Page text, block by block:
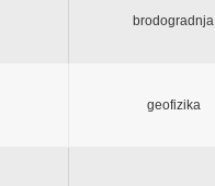
brodogradnja
geofizika